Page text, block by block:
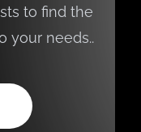
to find the
your needs..